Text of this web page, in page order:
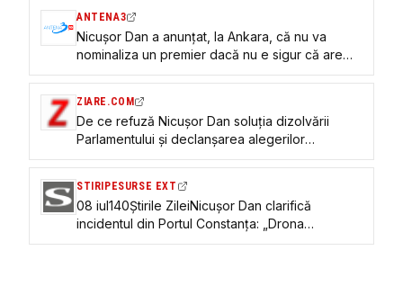
ANTENA3
Nicușor Dan a anunțat, la Ankara, că nu va
nominaliza un premier dacă nu e sigur că are
majoritate: „Nu simt că se degajă o soluție”
ZIARE.COM
De ce refuză Nicușor Dan soluția dizolvării
Parlamentului și declanșarea alegerilor
anticipate: "Este puțin probabil"
STIRIPESURSE EXT
08 iul140Știrile ZileiNicușor Dan clarifică
incidentul din Portul Constanța: „Drona
ucraineană nu a vizat România”. Anunță un canal